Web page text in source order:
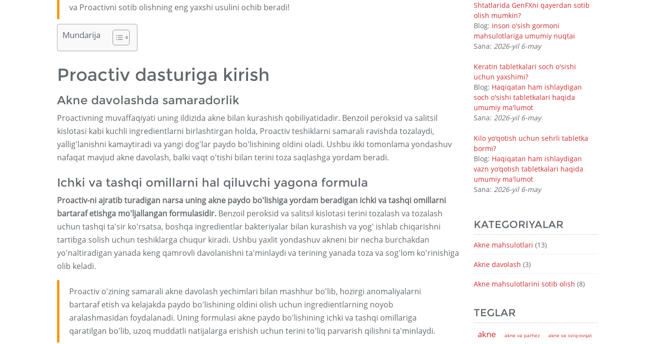
va Proactivni sotib olishning eng yaxshi usulini ochib beradi!
Mundarija
Proactiv dasturiga kirish
Akne davolashda samaradorlik
Proactivning muvaffaqiyati uning ildizida akne bilan kurashish qobiliyatidadir. Benzoil peroksid va salitsil
kislotasi kabi kuchli ingredientlarni birlashtirgan holda, Proactiv teshiklarni samarali ravishda tozalaydi,
yallig'lanishni kamaytiradi va yangi dog'lar paydo bo'lishining oldini oladi. Ushbu ikki tomonlama yondashuv
nafaqat mavjud akne davolash, balki vaqt o'tishi bilan terini toza saqlashga yordam beradi.
Ichki va tashqi omillarni hal qiluvchi yagona formula
Proactiv-ni ajratib turadigan narsa uning akne paydo bo'lishiga yordam beradigan ichki va tashqi omillarni
bartaraf etishga mo'ljallangan formulasidir. Benzoil peroksid va salitsil kislotasi terini tozalash va tozalash
uchun tashqi ta'sir ko'rsatsa, boshqa ingredientlar bakteriyalar bilan kurashish va yog' ishlab chiqarishni
tartibga solish uchun teshiklarga chuqur kiradi. Ushbu yaxlit yondashuv akneni bir necha burchakdan
yo'naltiradigan yanada keng qamrovli davolanishni ta'minlaydi va terining yanada toza va sog'lom ko'rinishiga
olib keladi.
Proactiv o'zining samarali akne davolash yechimlari bilan mashhur bo'lib, hozirgi anomaliyalarni
bartaraf etish va kelajakda paydo bo'lishining oldini olish uchun ingredientlarning noyob
aralashmasidan foydalanadi. Uning formulasi akne paydo bo'lishining ichki va tashqi omillariga
qaratilgan bo'lib, uzoq muddatli natijalarga erishish uchun terini to'liq parvarish qilishni ta'minlaydi.
Shtatlarida GenFXni qayerdan sotib
olish mumkin?
Blog: Inson o'sish gormoni
mahsulotlariga umumiy nuqtai
Sana: 2026-yil 6-may
Keratin tabletkalari soch o'sishi
uchun yaxshimi?
Blog: Haqiqatan ham ishlaydigan
soch o'sishi tabletkalari haqida
umumiy ma'lumot
Sana: 2026-yil 6-may
Kilo yo'qotish uchun sehrli tabletka
bormi?
Blog: Haqiqatan ham ishlaydigan
vazn yo'qotish tabletkalari haqida
umumiy ma'lumot
Sana: 2026-yil 6-may
KATEGORIYALAR
Akne mahsulotlari (13)
Akne davolash (3)
Akne mahsulotlarini sotib olish (8)
TEGLAR
akne akne va parhez
akne va oziq-ovqat